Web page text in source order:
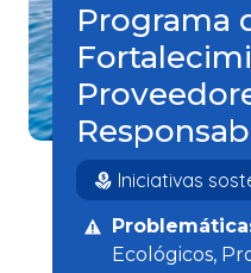
Programa
Iniciativas
Ecológicos